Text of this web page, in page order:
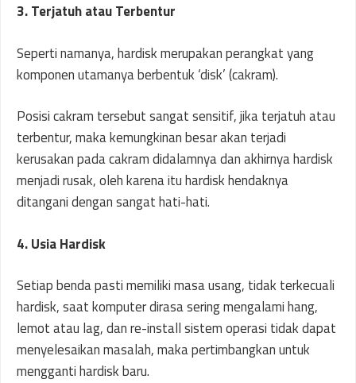
3. Terjatuh atau Terbentur
Seperti namanya, hardisk merupakan perangkat yang
komponen utamanya berbentuk ‘disk’ (cakram).
Posisi cakram tersebut sangat sensitif, jika terjatuh atau
terbentur, maka kemungkinan besar akan terjadi
kerusakan pada cakram didalamnya dan akhirnya hardisk
menjadi rusak, oleh karena itu hardisk hendaknya
ditangani dengan sangat hati-hati.
4. Usia Hardisk
Setiap benda pasti memiliki masa usang, tidak terkecuali
hardisk, saat komputer dirasa sering mengalami hang,
lemot atau lag, dan re-install sistem operasi tidak dapat
menyelesaikan masalah, maka pertimbangkan untuk
mengganti hardisk baru.